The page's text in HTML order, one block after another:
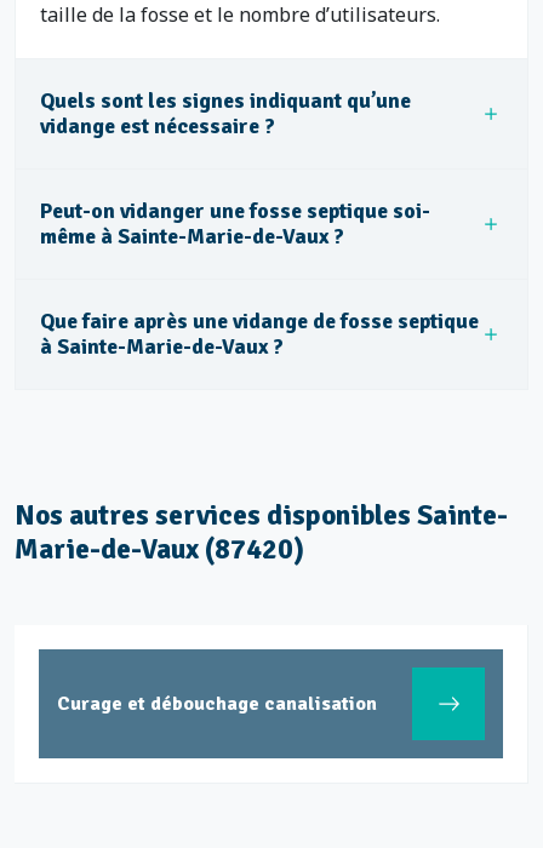
taille de la fosse et le nombre d’utilisateurs.
Quels sont les signes indiquant qu’une
vidange est nécessaire ?
Peut-on vidanger une fosse septique soi-
même à Sainte-Marie-de-Vaux ?
Que faire après une vidange de fosse septique
à Sainte-Marie-de-Vaux ?
Nos autres services disponibles Sainte-
Marie-de-Vaux (87420)
Curage et débouchage canalisation